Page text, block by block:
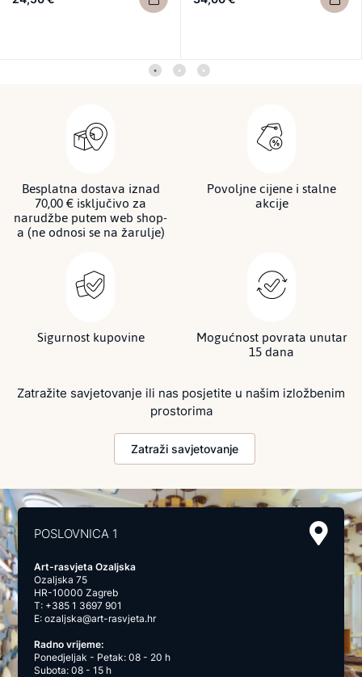
Besplatna dostava iznad
70,00 € isključivo za
narudžbe putem web shop-
a (ne odnosi se na žarulje)
Povoljne cijene i stalne
akcije
Sigurnost kupovine Mogućnost povrata unutar
15 dana
Zatražite savjetovanje ili nas posjetite u našim izložbenim
prostorima
Zatraži savjetovanje
POSLOVNICA 1
Art-rasvjeta Ozaljska
Ozaljska 75
HR-10000 Zagreb
T: +385 1 3697 901
E:ozaljska@art-rasvjeta.hr
Radno vrijeme:
Ponedjeljak - Petak: 08 - 20 h
Subota: 08 - 15 h